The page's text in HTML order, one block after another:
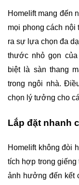
Homelift mang đến
mọi phong cách nội
ra sự lựa chọn đa
thước nhỏ gọn của
biệt là sàn thang
trong ngôi nhà.
chọn lý tưởng cho
Lắp đặt nhanh
Homelift không đòi
tích hợp trong giếng
ảnh hưởng đến kết